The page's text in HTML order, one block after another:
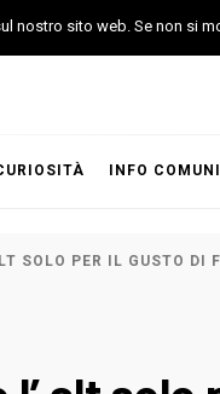
INFO COMUNI
SOLO PER IL GUSTO DI
nostro sito web. Se non si